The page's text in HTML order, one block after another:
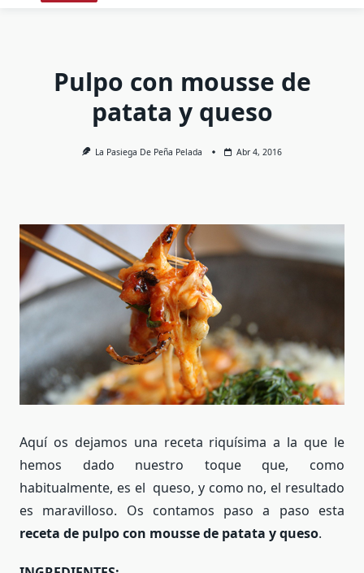
Pulpo con mousse de
patata y queso
La Pasiega De Peña Pelada Abr 4, 2016
Aquí os dejamos una receta riquísima a la que le
hemos dado nuestro toque que, como
habitualmente, es el queso, y como no, el resultado
es maravilloso. Os contamos paso a paso esta
receta de pulpo con mousse de patata y queso.